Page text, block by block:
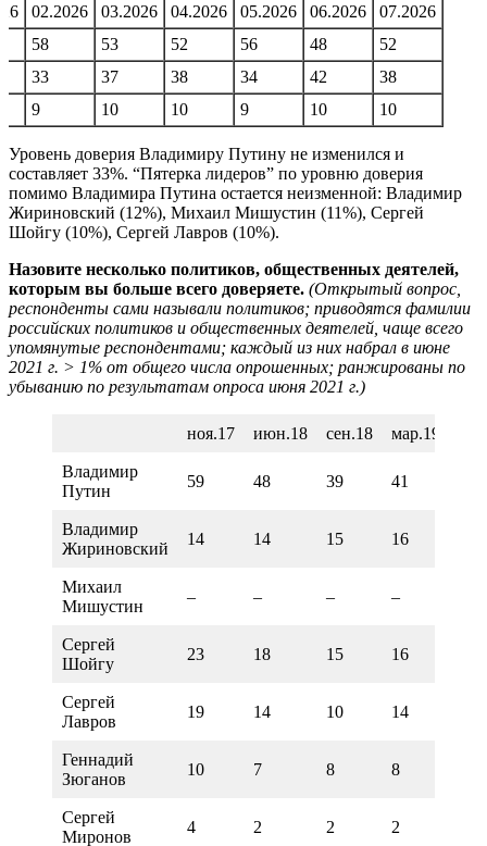
02.2026 03.2026 04.2026 05.2026 06.2026
07.2026
58
53 52 56 48
52
33
37 38 34 42
38
9
10 10 9 10 10
Уровень доверия Владимиру Путину не изменился и
составляет 33%. “Пятерка лидеров” по уровню доверия
помимо Владимира Путина остается неизменной: Владимир
Жириновский (12%), Михаил Мишустин (11%), Сергей
Шойгу (10%), Сергей Лавров (10%).
Назовите несколько политиков, общественных деятелей,
которым вы больше всего доверяете. (Открытый вопрос,
респонденты сами называли политиков; приводятся фамилии
российских политиков и общественных деятелей, чаще всего
упомянутые респондентами; каждый из них набрал в июне
2021 г. > 1% от общего числа опрошенных; ранжированы по
убыванию по результатам опроса июня 2021 г.)
ноя.17 июн.18 сен.18 мар.19
Владимир
Путин
59 48 39 41
Владимир
Жириновский
14 14 15 16
Михаил
Мишустин
– – – –
Сергей
Шойгу
23 18 15 16
Сергей
Лавров
19 14 10 14
Геннадий
Зюганов
10 7 8 8
Сергей
Миронов
4 2 2 2